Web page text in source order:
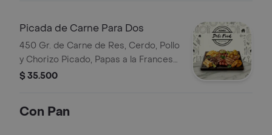
Picada de Carne Para Dos
450 Gr. de Carne de Res, Cerdo, Pollo
y Chorizo Picado, Papas a la Francesa,
Yuca, Papa Criolla y Plátano
$ 35.500
Con Pan